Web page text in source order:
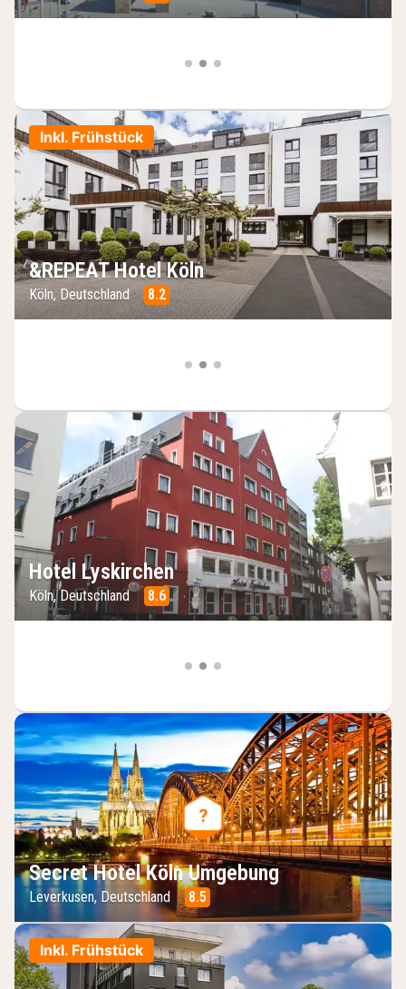
Inkl. Frühstück
&REPEAT Hotel Köln
Köln, Deutschland 8.2
Hotel Lyskirchen
Köln, Deutschland 8.6
Secret Hotel Köln Umgebung
Leverkusen, Deutschland 8.5
Inkl. Frühstück